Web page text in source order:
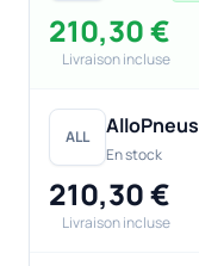
210,30 €
Livraison incluse
ALL AlloPneus
En stock
210,30 €
Livraison incluse